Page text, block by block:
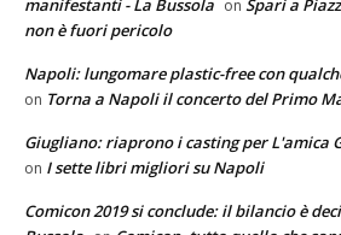
manifestanti - La Bussola on Spari a
non è fuori pericolo
Napoli: lungomare plastic-free con
on Torna a Napoli il concerto del Primo
Giugliano: riaprono i casting per L'amica
on I sette libri migliori su Napoli
Comicon 2019 si conclude: il bilancio è